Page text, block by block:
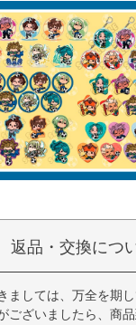
返品・交換につ
ましては、万全を期
ございましたら、商